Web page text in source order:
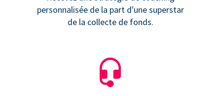
personnalisée de la part d'une superstar
de la collecte de fonds.